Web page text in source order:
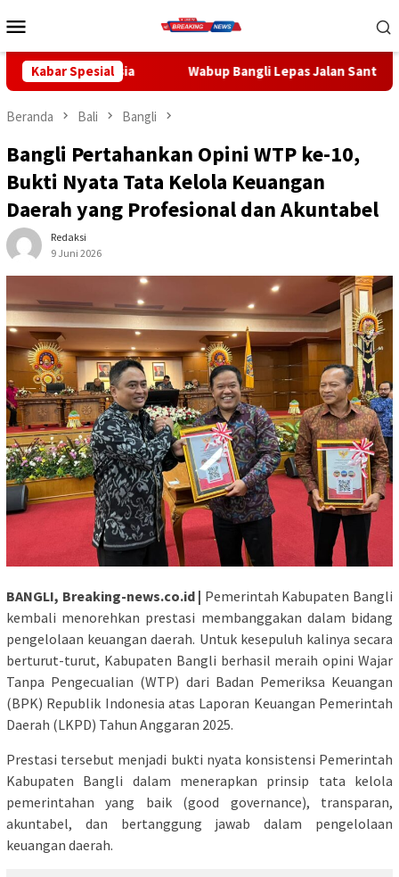
ke
Mobile
Kabar Spesial
Wabup Bangli Lepas Jalan Santai, Awali Rangkaian
Beranda Bali Bangli
Bangli Pertahankan Opini WTP ke-10,
Bukti Nyata Tata Kelola Keuangan
Daerah yang Profesional dan Akuntabel
Redaksi
9 Juni 2026
BANGLI, Breaking-news.co.id | Pemerintah Kabupaten Bangli
kembali menorehkan prestasi membanggakan dalam bidang
pengelolaan keuangan daerah. Untuk kesepuluh kalinya secara
berturut-turut, Kabupaten Bangli berhasil meraih opini Wajar
Tanpa Pengecualian (WTP) dari Badan Pemeriksa Keuangan
(BPK) Republik Indonesia atas Laporan Keuangan Pemerintah
Daerah (LKPD) Tahun Anggaran 2025.
Prestasi tersebut menjadi bukti nyata konsistensi Pemerintah
Kabupaten Bangli dalam menerapkan prinsip tata kelola
pemerintahan yang baik (good governance), transparan,
akuntabel, dan bertanggung jawab dalam pengelolaan
keuangan daerah.